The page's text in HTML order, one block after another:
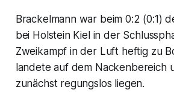
Brackelmann war beim 0:2 (0:1)
bei Holstein Kiel in der
Zweikampf in der Luft heftig zu
landete auf dem Nackenbereich
zunächst regungslos liegen.